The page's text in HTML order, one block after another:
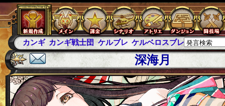
カンギ カンギ戦士団 ケルブレ ケルベロスブレイド スパ
深海月